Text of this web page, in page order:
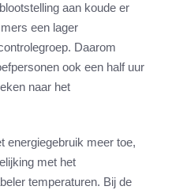
aan koude er
een lager
Daarom
ook een half uur
naar het
energiegebruik meer toe,
met het
temperaturen. Bij de